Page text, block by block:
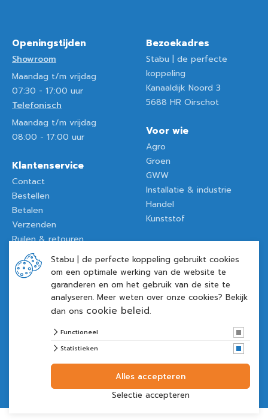
Openingstijden
Showroom
Maandag t/m vrijdag
07:30 - 17:00 uur
Telefonisch
Maandag t/m vrijdag
08:00 - 17:00 uur
Klantenservice
Contact
Bestellen
Betalen
Verzenden
Ruilen & retouren
Garantie
Veelgestelde vragen
Bezoekadres
Stabu | de perfecte
koppeling
Kanaaldijk Noord 3
5688 HR Oirschot
Voor wie
Agro
Groen
GWW
Installatie & industrie
Handel
Kunststof
algemene voorwaarden
privacy verklaring
Stabu | de perfecte koppeling gebruikt cookies
om een optimale werking van de website te
garanderen en om het gebruik van de site te
analyseren. Meer weten over onze cookies? Bekijk
dan ons cookie beleid.
Functioneel
Statistieken
Selectie accepteren
Alles accepteren